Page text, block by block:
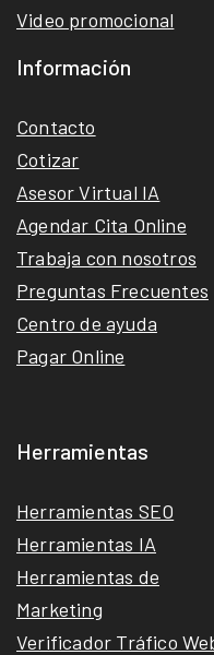
Video promocional
Información
Contacto
Cotizar
Asesor Virtual IA
Agendar Cita Online
Trabaja con nosotros
Preguntas Frecuentes
Centro de ayuda
Pagar Online
Herramientas
Herramientas SEO
Herramientas IA
Herramientas de
Marketing
Verificador Tráfico